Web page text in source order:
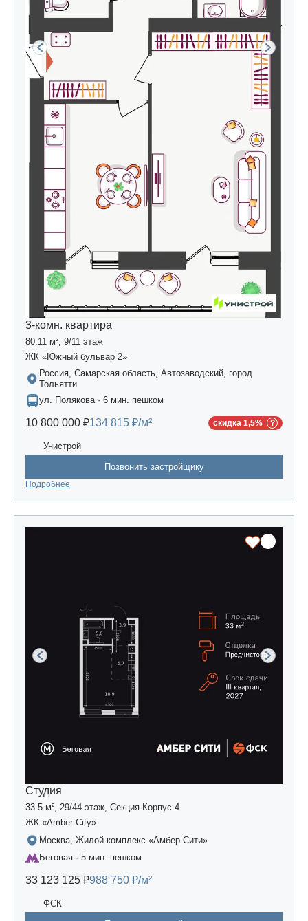
3-комн. квартира
80.11 м², 9/11 этаж
ЖК «Южный бульвар 2»
Россия, Самарская область, Автозаводский, город
Тольятти
ул. Полякова · 6 мин. пешком
10 800 000 ₽134 815 ₽/м² скидка 1,5%
Унистрой
Позвонить застройщику
Подробнее
Студия
33.5 м², 29/44 этаж, Секция Корпус 4
ЖК «Amber Сity»
Москва, Жилой комплекс «Амбер Сити»
Беговая · 5 мин. пешком
33 123 125 ₽988 750 ₽/м²
ФСК